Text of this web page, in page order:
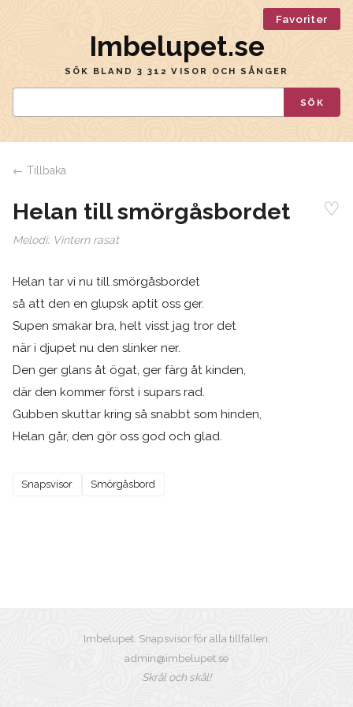
Favoriter
Imbelupet.se
SÖK BLAND 3 312 VISOR OCH SÅNGER
SÖK
← Tillbaka
Helan till smörgåsbordet ♡
Melodi: Vintern rasat
Helan tar vi nu till smörgåsbordet
så att den en glupsk aptit oss ger.
Supen smakar bra, helt visst jag tror det
när i djupet nu den slinker ner.
Den ger glans åt ögat, ger färg åt kinden,
där den kommer först i supars rad.
Gubben skuttar kring så snabbt som hinden,
Helan går, den gör oss god och glad.
Snapsvisor Smörgåsbord
Imbelupet. Snapsvisor för alla tillfällen.
admin@imbelupet.se
Skrål och skål!